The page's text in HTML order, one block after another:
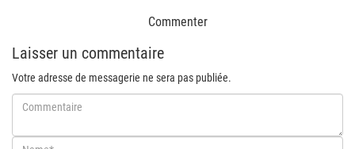
Commenter
Laisser un commentaire
Votre adresse de messagerie ne sera pas publiée.